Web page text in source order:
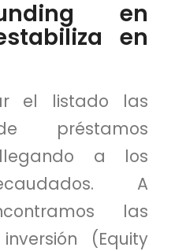
en
en
el listado las
préstamos
llegando a los
A
las
(Equity